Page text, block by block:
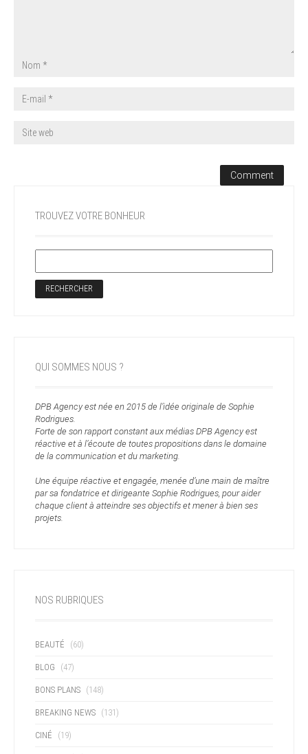
TROUVEZ VOTRE BONHEUR
QUI SOMMES NOUS ?
DPB Agency est née en 2015 de l’idée originale de Sophie
Rodrigues.
Forte de son rapport constant aux médias DPB Agency est
réactive et à l’écoute de toutes propositions dans le domaine
de la communication et du marketing.
Une équipe réactive et engagée, menée d’une main de maître
par sa fondatrice et dirigeante Sophie Rodrigues, pour aider
chaque client à atteindre ses objectifs et mener à bien ses
projets.
NOS RUBRIQUES
BEAUTÉ (60)
BLOG (47)
BONS PLANS (148)
BREAKING NEWS (131)
CINÉ (19)